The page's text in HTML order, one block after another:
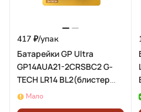
417 ₽/упак
Батарейки GP Ultra
GP14AUA21-2CRSBC2 G-
TECH LR14 BL2(блистер
2шт)Мало